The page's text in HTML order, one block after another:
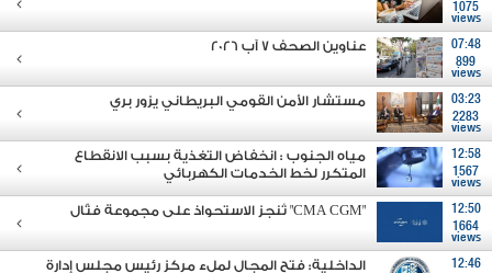
1075
views
07:48
899
views
عناوين الصحف 7 آب 2026
03:23
2283
views
مستشار الأمن القومي البريطاني يزور بري
12:58
1567
views
مياه الجنوب : انخفاض التغذية بسبب الانقطاع
المتكرر لخط الخدمات الكهربائي
12:50
1664
views
"CMA CGM" تُنجز الاستحواذ على مجموعة فتّال
12:46
الداخلية: فتح المجال لملء مركز رئيس مجلس إدارة